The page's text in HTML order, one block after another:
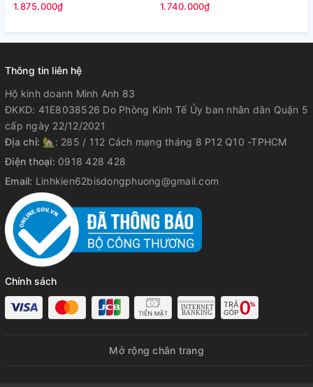
1.875.000₫
1.740.000₫
Thông tin liên hệ
Hộ kinh doanh Minh Anh 83
ĐKKD: 41E8038526 Do Phòng Kinh Tế Ủy ban nhân dân Quận 5
cấp ngày 22/12/2021
Địa chỉ: 🏡: 285 / 112 Cách mạng tháng 8 P12 Q10 -TPHCM
Điện thoại: 0918 428 428
Email: Linhkien62bisdongphuong@gmail.com
Chính sách
Mở rộng chân trang